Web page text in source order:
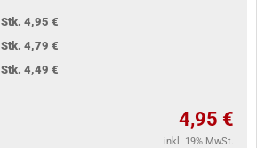
Stk. 4,95 €
Stk. 4,79 €
Stk. 4,49 €
4,95 €
inkl. 19% MwSt.